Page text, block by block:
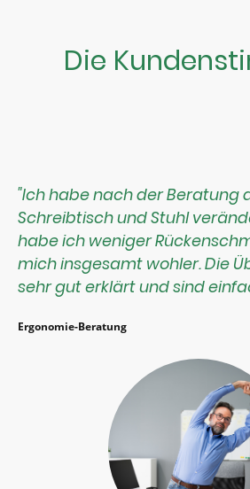
Die
"Ich habe nach der Beratung
Schreibtisch und Stuhl
habe ich weniger
mich insgesamt wohler. Die
sehr gut erklärt und sind
Ergonomie-Beratung